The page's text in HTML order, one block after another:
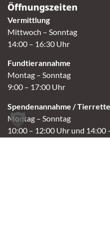
Öffnungszeiten
Vermittlung
Mittwoch – Sonntag
14:00 – 16:30 Uhr
Fundtierannahme
Montag – Sonntag
9:00 – 17:00 Uhr
Spendenannahme /
Montag – Sonntag
10:00 – 12:00 Uhr und 14:00